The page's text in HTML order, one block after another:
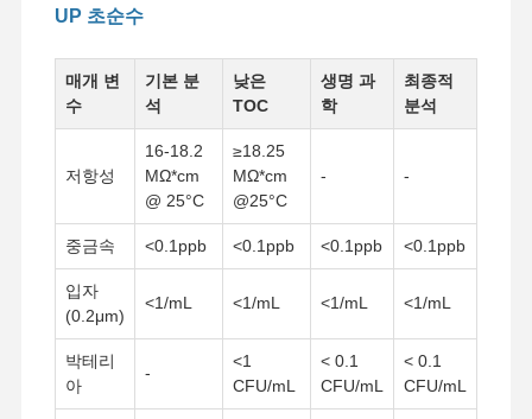
UP 초순수
매개 변
수
기본 분
석
낮은
TOC
생명 과
학
최종적
분석
저항성
16-18.2
MΩ*cm
@ 25°C
≥18.25
MΩ*cm
@25°C
- -
중금속 <0.1ppb <0.1ppb <0.1ppb <0.1ppb
입자
(0.2μm)
<1/mL <1/mL <1/mL <1/mL
박테리
아
-
<1
CFU/mL
< 0.1
CFU/mL
< 0.1
CFU/mL